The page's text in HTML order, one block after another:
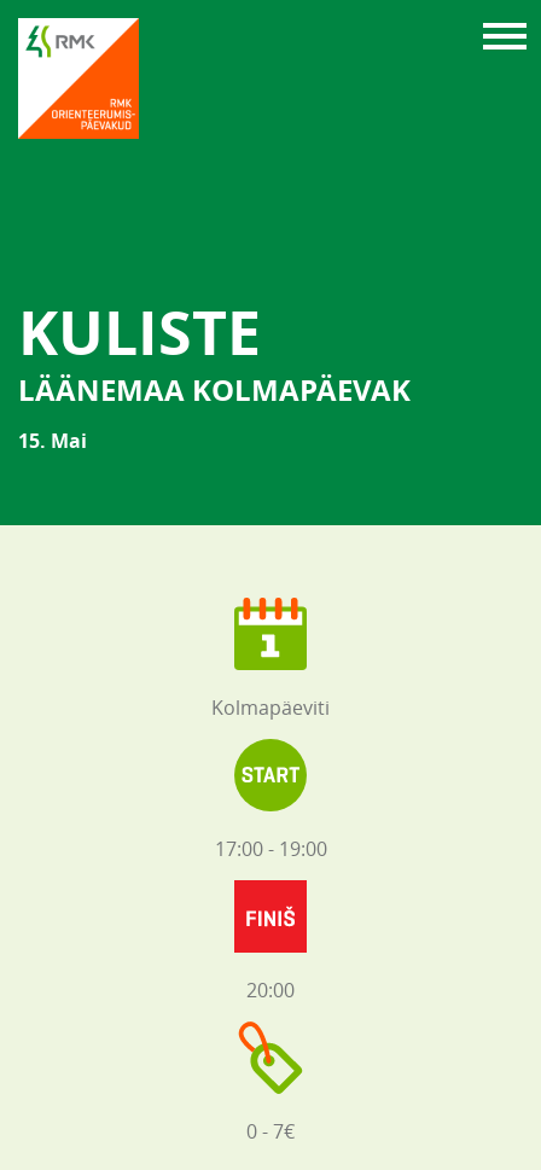
KULISTE
LÄÄNEMAA KOLMAPÄEVAK
15. Mai
Kolmapäeviti
17:00 - 19:00
20:00
0 - 7€